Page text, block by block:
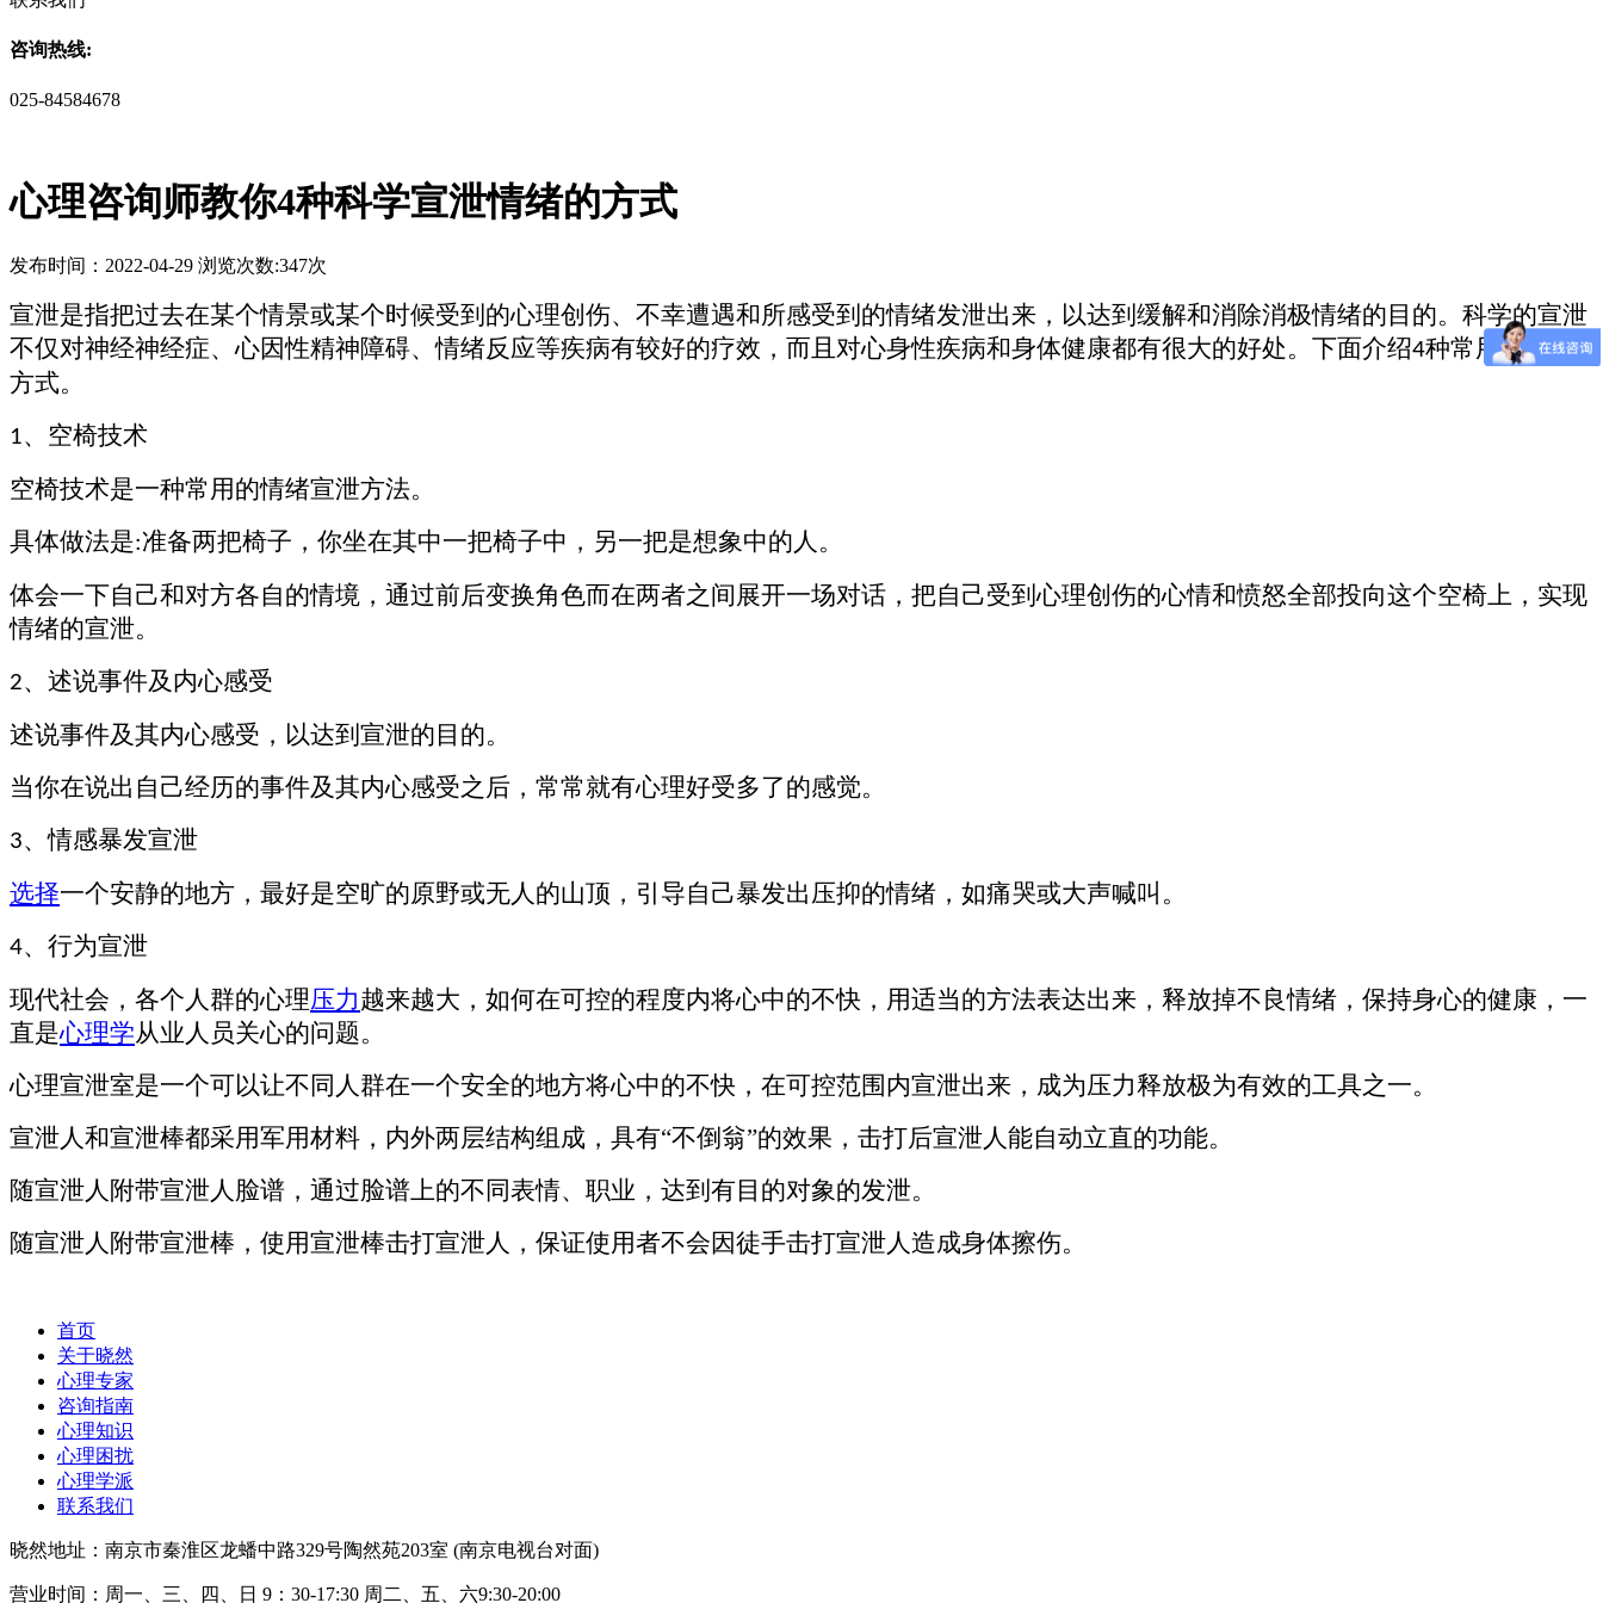
咨询热线:
025-84584678
心理咨询师教你4种科学宣泄情绪的方式
发布时间：2022-04-29 浏览次数:347次
宣泄是指把过去在某个情景或某个时候受到的心理创伤、不幸遭遇和所感受到的情绪发泄出来，以达到缓解和消除消极情绪的目的。 科学的宣泄
不仅对神经神经症、心因性精神障碍、情绪反应等疾病有较好的疗效，而且对心身性疾病和身体健康都有很大的好处。 下面介绍4种常用的宣泄
方式。
1、 空椅技术
空椅技术是一种常用的情绪宣泄方法。
具体做法是:准备两把椅子， 你坐在其中一把椅子中，另一把是想象中的人。
体会一下自己和对方各自的情境，通过前后变换角色而在两者之间展开一场对话，把自己受到心理创伤的心情和愤怒全部投向这个空椅上，实现
情绪的宣泄。
2、 述说事件及内心感受
述说事件及其内心感受，以达到宣泄的目的。
当你在说出自己经历的事件及其内心感受之后，常常就有心理好受多了的感觉。
3、情感暴发宣泄
选择一个安静的地方，最好是空旷的原野或无人的山顶，引导自己暴发出压抑的情绪，如痛哭或大声喊叫。
4、 行为宣泄
现代社会，各个人群的心理压力越来越大，如何在可控的程度内将心中的不快，用适当的方法表达出来，释放掉不良情绪，保持身心的健康，一
直是心理学从业人员关心的问题。
心理宣泄室是一个可以让不同人群在一个安全的地方将心中的不快，在可控范围内宣泄出来，成为压力释放极为有效的工具之一。
宣泄人和宣泄棒都采用军用材料，内外两层结构组成，具有“不倒翁”的效果，击打后宣泄人能自动立直的功能。
随宣泄人附带宣泄人脸谱，通过脸谱上的不同表情、职业，达到有目的对象的发泄。
随宣泄人附带宣泄棒，使用宣泄棒击打宣泄人，保证使用者不会因徒手击打宣泄人造成身体擦伤。
首页
关于晓然
心理专家
咨询指南
心理知识
心理困扰
心理学派
联系我们
晓然地址：南京市秦淮区龙蟠中路329号陶然苑203室 (南京电视台对面)
营业时间：周一、三、四、日 9：30-17:30 周二、五、六9:30-20:00